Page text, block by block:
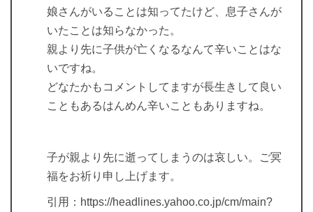
娘さんがいることは知ってたけど、息子さんが
いたことは知らなかった。
親より先に子供が亡くなるなんて辛いことはな
いですね。
どなたかもコメントしてますが長生きして良い
こともあるはんめん辛いこともありますね。
子が親より先に逝ってしまうのは哀しい。ご冥
福をお祈り申し上げます。
引用：https://headlines.yahoo.co.jp/cm/main?